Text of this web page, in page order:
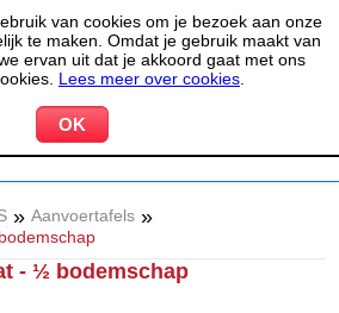
van cookies om je bezoek aan onze
te maken. Omdat je gebruik maakt van
ervan uit dat je akkoord gaat met ons
Lees meer over cookies
6325 info@hocohoreca.nl
0 WINKELWAGEN
» Aanvoertafels »
- ½ bodemschap